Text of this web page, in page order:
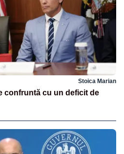
Stoica Marian
confruntă cu un deficit de